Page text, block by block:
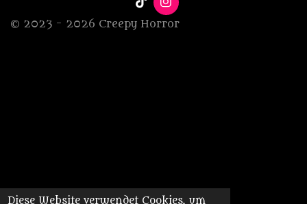
Diese Website verwendet Cookies, um
T
i
k
I
n
s
© 2023 - 2026 Creepy Horror